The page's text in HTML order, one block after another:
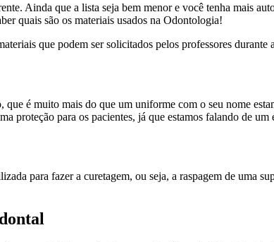
Ainda que a lista seja bem menor e você tenha mais
quais são os materiais usados na Odontologia!
que podem ser solicitados pelos professores
é muito mais do que um uniforme com o seu nome
proteção para os pacientes, já que estamos falando de
para fazer a curetagem, ou seja, a raspagem de uma